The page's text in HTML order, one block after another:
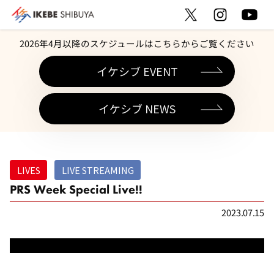
2026年4月以降のスケジュールはこちらからご覧ください
イケシブ EVENT
イケシブ NEWS
LIVES LIVE STREAMING
PRS Week Special Live!!
2023.07.15